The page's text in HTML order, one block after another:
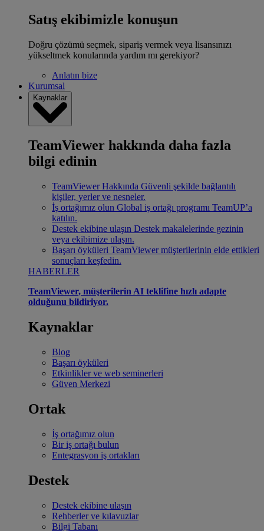
Satış ekibimizle konuşun
Doğru çözümü seçmek, sipariş vermek veya lisansınızı
yükseltmek konularında yardım mı gerekiyor?
Anlatın bize
Kurumsal
Kaynaklar
TeamViewer hakkında daha fazla
bilgi edinin
TeamViewer Hakkında Güvenli şekilde bağlantılı
kişiler, yerler ve nesneler.
İş ortağımız olun Global iş ortağı programı TeamUP’a
katılın.
Destek ekibine ulaşın Destek makalelerinde gezinin
veya ekibimize ulaşın.
Başarı öyküleri TeamViewer müşterilerinin elde ettikleri
sonuçları keşfedin.
HABERLER
TeamViewer, müşterilerin AI teklifine hızlı adapte
olduğunu bildiriyor.
Kaynaklar
Blog
Başarı öyküleri
Etkinlikler ve web seminerleri
Güven Merkezi
Ortak
İş ortağımız olun
Bir iş ortağı bulun
Entegrasyon iş ortakları
Destek
Destek ekibine ulaşın
Rehberler ve kılavuzlar
Bilgi Tabanı